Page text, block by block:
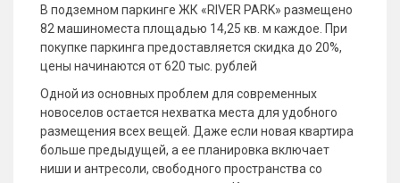
В подземном паркинге ЖК «RIVER PARK» размещено
82 машиноместа площадью 14,25 кв. м каждое. При
покупке паркинга предоставляется скидка до 20%,
цены начинаются от 620 тыс. рублей
Одной из основных проблем для современных
новоселов остается нехватка места для удобного
размещения всех вещей. Даже если новая квартира
больше предыдущей, а ее планировка включает
ниши и антресоли, свободного пространства со